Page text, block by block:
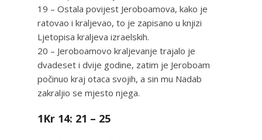
19 – Ostala povijest Jeroboamova, kako je
ratovao i kraljevao, to je zapisano u knjizi
Ljetopisa kraljeva izraelskih.
20 – Jeroboamovo kraljevanje trajalo je
dvadeset i dvije godine, zatim je Jeroboam
počinuo kraj otaca svojih, a sin mu Nadab
zakraljio se mjesto njega.
1Kr 14: 21 – 25